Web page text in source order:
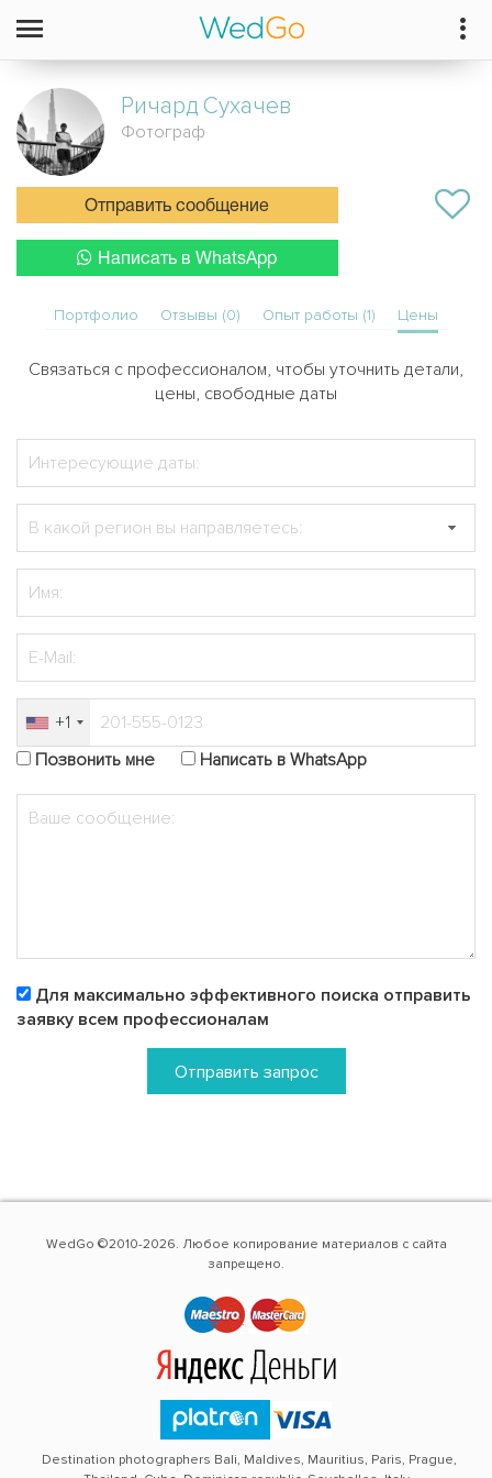
Ричард Сухачев
Фотограф
Отправить сообщение
Написать в WhatsApp
Портфолио Отзывы (0) Опыт работы (1) Цены
Связаться с профессионалом, чтобы уточнить детали,
цены, свободные даты
+1
Позвонить мне
Написать в WhatsApp
Для максимально эффективного поиска отправить
заявку всем профессионалам
Отправить запрос
WedGo ©2010-2026. Любое копирование материалов с сайта
запрещено.
Destination photographers Bali, Maldives, Mauritius, Paris, Prague,